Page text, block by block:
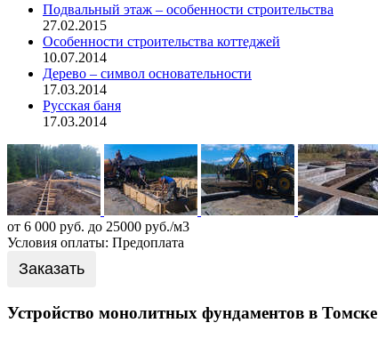
Подвальный этаж – особенности строительства
27.02.2015
Особенности строительства коттеджей
10.07.2014
Дерево – символ основательности
17.03.2014
Русская баня
17.03.2014
от 6 000 руб. до 25000 руб./м3
Условия оплаты: Предоплата
Заказать
Устройство монолитных фундаментов в Томске